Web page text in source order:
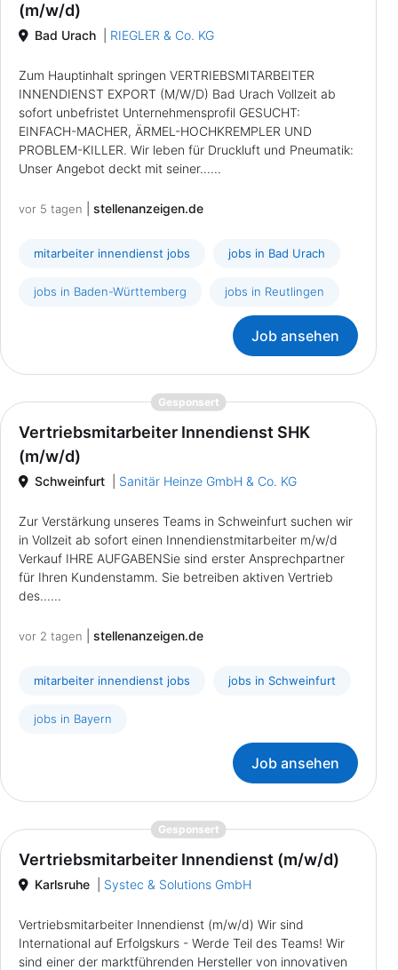
(m/w/d)
Bad Urach RIEGLER & Co. KG
Zum Hauptinhalt springen VERTRIEBSMITARBEITER
INNENDIENST EXPORT (M/W/D) Bad Urach Vollzeit ab
sofort unbefristet Unternehmensprofil GESUCHT:
EINFACH-MACHER, ÄRMEL-HOCHKREMPLER UND
PROBLEM-KILLER. Wir leben für Druckluft und Pneumatik:
Unser Angebot deckt mit seiner......
vor 5 tagen stellenanzeigen.de
mitarbeiter innendienst jobs jobs in Bad Urach
jobs in Baden-Württemberg jobs in Reutlingen
Job ansehen
Gesponsert{prompt.job}
Vertriebsmitarbeiter Innendienst SHK
(m/w/d)
Schweinfurt Sanitär Heinze GmbH & Co. KG
Zur Verstärkung unseres Teams in Schweinfurt suchen wir
in Vollzeit ab sofort einen Innendienstmitarbeiter m/w/d
Verkauf IHRE AUFGABENSie sind erster Ansprechpartner
für Ihren Kundenstamm. Sie betreiben aktiven Vertrieb
des......
vor 2 tagen stellenanzeigen.de
mitarbeiter innendienst jobs jobs in Schweinfurt
jobs in Bayern
Job ansehen
Gesponsert{prompt.job}
Vertriebsmitarbeiter Innendienst (m/w/d)
Karlsruhe Systec & Solutions GmbH
Vertriebsmitarbeiter Innendienst (m/w/d) Wir sind
International auf Erfolgskurs - Werde Teil des Teams! Wir
sind einer der marktführenden Hersteller von innovativen